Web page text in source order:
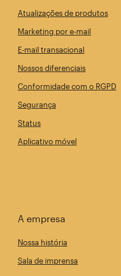
Atualizações de produtos
Marketing por e-mail
E-mail transacional
Nossos diferenciais
Conformidade com o RGPD
Segurança
Status
Aplicativo móvel
A empresa
Nossa história
Sala de imprensa